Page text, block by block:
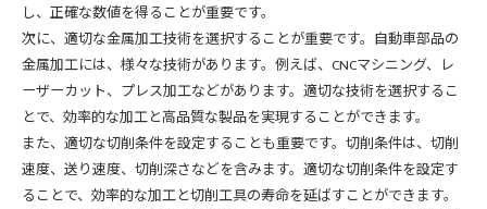
し、正確な数値を得ることが重要です。
次に、適切な金属加工技術を選択することが重要です。自動車部品の
金属加工には、様々な技術があります。例えば、CNCマシニング、レ
ーザーカット、プレス加工などがあります。適切な技術を選択するこ
とで、効率的な加工と高品質な製品を実現することができます。
また、適切な切削条件を設定することも重要です。切削条件は、切削
速度、送り速度、切削深さなどを含みます。適切な切削条件を設定す
ることで、効率的な加工と切削工具の寿命を延ばすことができます。